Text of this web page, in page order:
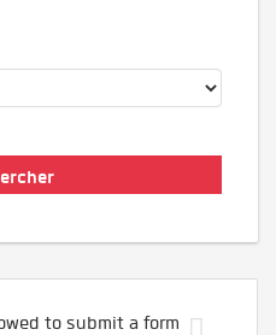
to submit a form